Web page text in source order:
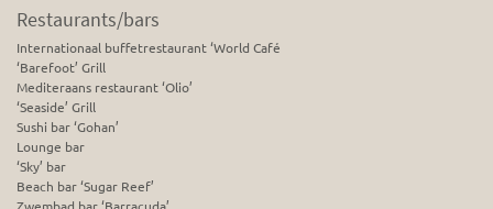
Restaurants/bars
Internationaal buffetrestaurant ‘World Café
‘Barefoot’ Grill
Mediteraans restaurant ‘Olio’
‘Seaside’ Grill
Sushi bar ‘Gohan’
Lounge bar
‘Sky’ bar
Beach bar ‘Sugar Reef’